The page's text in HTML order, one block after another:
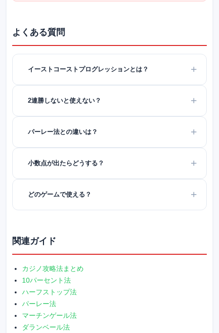
よくある質問
イーストコーストプログレッションとは？
2連勝しないと使えない？
パーレー法との違いは？
小数点が出たらどうする？
どのゲームで使える？
関連ガイド
カジノ攻略法まとめ
10パーセント法
ハーフストップ法
パーレー法
マーチンゲール法
ダランベール法